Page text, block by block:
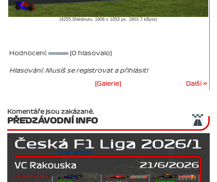
(4255 Shlédnuto, 1908 x 1053 px, 1803.7 kByte)
Hodnocení: (0 hlasovalo)
Hlasování: Musíš se registrovat a přihlásit!
[Galerie] Další »
Komentáře jsou zakázané.
PŘEDZÁVODNÍ INFO